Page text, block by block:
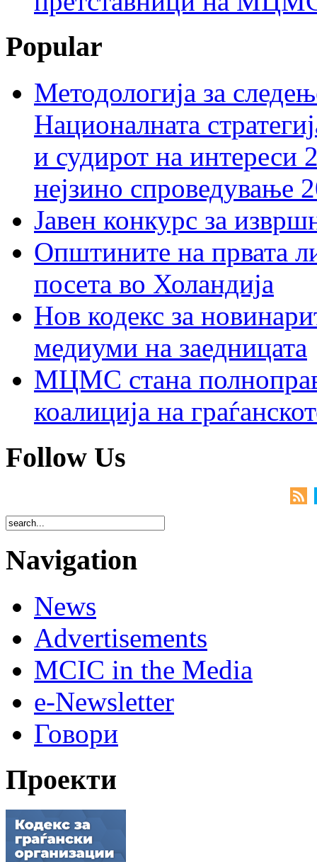
Popular
Методологија за
Националната
и судирот на интереси
нејзино спроведување
Јавен конкурс за
Општините на првата
посета во Холандија
Нов кодекс за
медиуми на заедницата
МЦМС стана
коалиција на
Follow Us
Navigation
News
Advertisements
MCIC in the Media
e-Newsletter
Говори
Проекти